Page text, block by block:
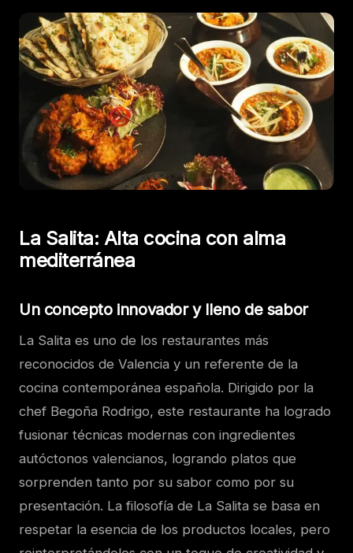
La Salita: Alta cocina con alma
mediterránea
Un concepto innovador y lleno de sabor
La Salita es uno de los restaurantes más
reconocidos de Valencia y un referente de la
cocina contemporánea española. Dirigido por la
chef Begoña Rodrigo, este restaurante ha logrado
fusionar técnicas modernas con ingredientes
autóctonos valencianos, logrando platos que
sorprenden tanto por su sabor como por su
presentación. La filosofía de La Salita se basa en
respetar la esencia de los productos locales, pero